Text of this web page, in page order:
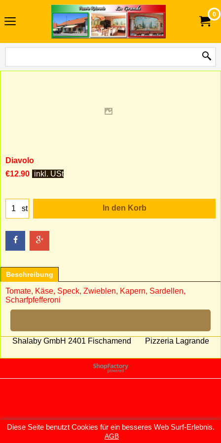
0
Diavolo
€12.90 inkl. USt
st In den Korb
Beschreibung
Tomate, Käse, Speck, Zwieblen, Kapern, Sardellen,
Scharfpfefferoni
Shalaby GmbH 2401 Fischamend Pizzeria Lagrande
WebShop erstellt mit
ShopFactory Shop
Diese Seite benutzt Cookies für ein besseres Web Surf-Erlebnis.
AGB